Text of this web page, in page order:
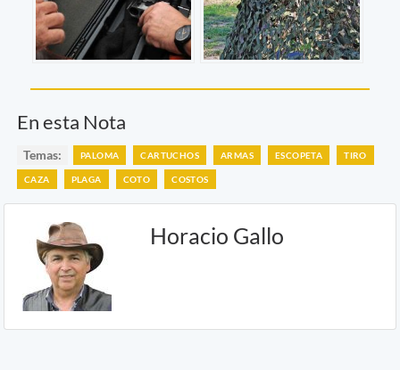
En esta Nota
Temas: PALOMA CARTUCHOS ARMAS ESCOPETA TIRO
CAZA PLAGA COTO COSTOS
Horacio Gallo